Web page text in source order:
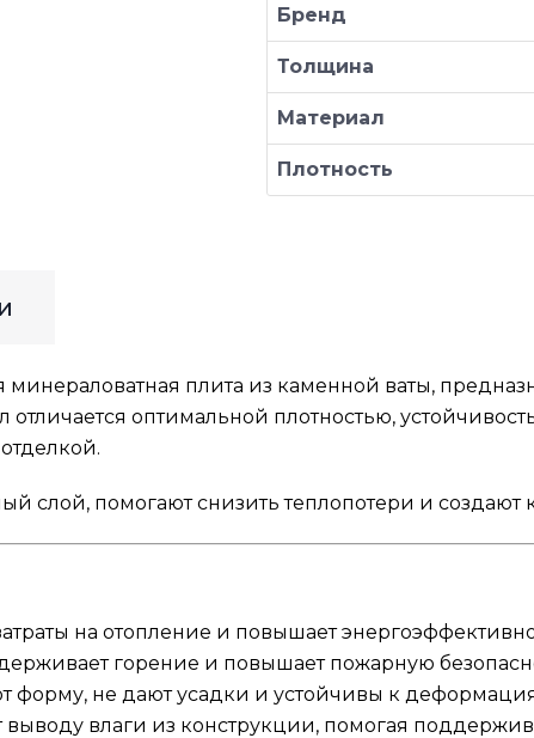
Бренд
Толщина
Материал
Плотность
плита из каменной ваты,
отличается оптимальной плотностью,
слой, помогают снизить теплопотери и
на отопление и повышает
горение и повышает пожарную
форму, не дают усадки и устойчивы к
выводу влаги из конструкции, помогая